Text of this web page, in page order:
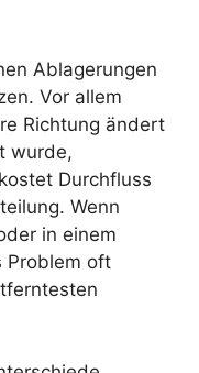
Ablagerungen
Vor allem
Richtung ändert
wurde,
Durchfluss
Wenn
in einem
Problem oft